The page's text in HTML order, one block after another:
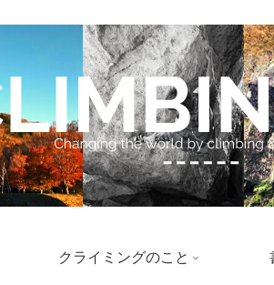
クライミングのこと